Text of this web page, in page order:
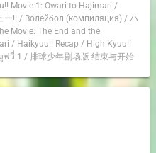
Movie 1: Owari to Hajimari /
ー!! / Волейбол (компиляция)/ ハ
Movie: The End and the
/ Haikyuu!! Recap / High Kyuu!!
ฟวี่ 1 / 排球少年剧场版 结束与开始